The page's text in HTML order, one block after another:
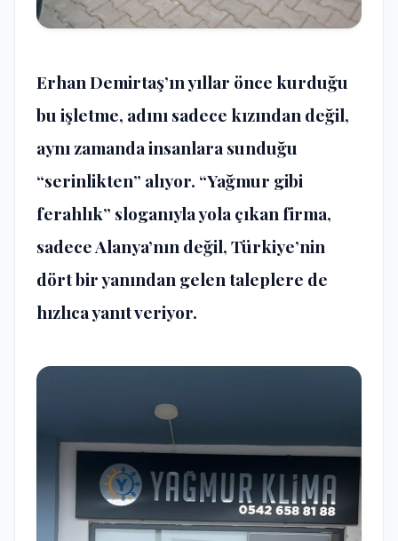
Erhan Demirtaş’ın yıllar önce kurduğu
bu işletme, adını sadece kızından değil,
aynı zamanda insanlara sunduğu
“serinlikten” alıyor. “Yağmur gibi
ferahlık” sloganıyla yola çıkan firma,
sadece Alanya’nın değil, Türkiye’nin
dört bir yanından gelen taleplere de
hızlıca yanıt veriyor.